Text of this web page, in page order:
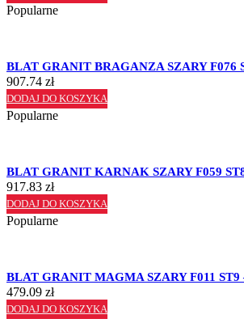
Popularne
BLAT GRANIT BRAGANZA SZARY F076
907.74 zł
DODAJ DO KOSZYKA
Popularne
BLAT GRANIT KARNAK SZARY F059
917.83 zł
DODAJ DO KOSZYKA
Popularne
BLAT GRANIT MAGMA SZARY F011 ST9
479.09 zł
DODAJ DO KOSZYKA